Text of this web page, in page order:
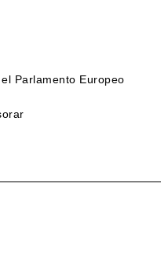
Parlamento Europeo